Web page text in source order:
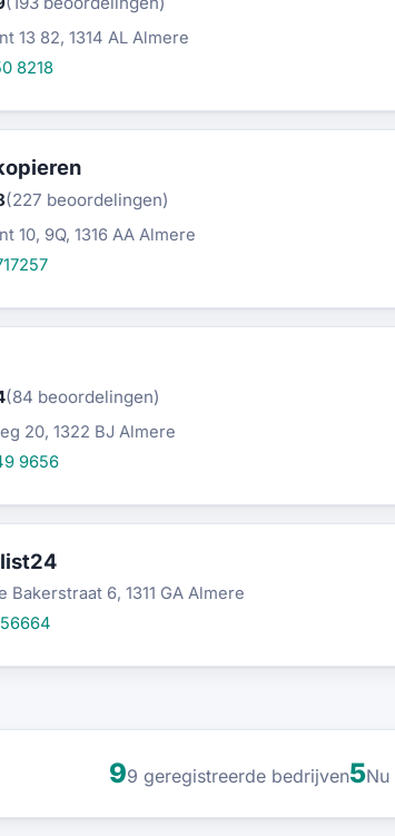
13 82, 1314 AL Almere
8218
(227 beoordelingen)
10, 9Q, 1316 AA Almere
(84 beoordelingen)
20, 1322 BJ Almere
9656
Bakerstraat 6, 1311 GA Almere
99 geregistreerde bedrijven5Nu